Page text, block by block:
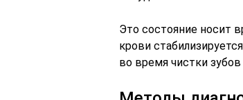
Это состояние носит
крови
во время чистки